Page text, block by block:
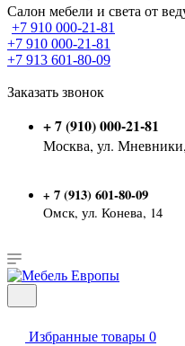
Салон мебели и света от
+7 910 000-21-81
+7 910 000-21-81
+7 913 601-80-09
Заказать звонок
+ 7 (910) 000-21-81
Москва, ул.
+ 7 (913) 601-80-09
Омск, ул. Конева, 14
Избранные товары 0